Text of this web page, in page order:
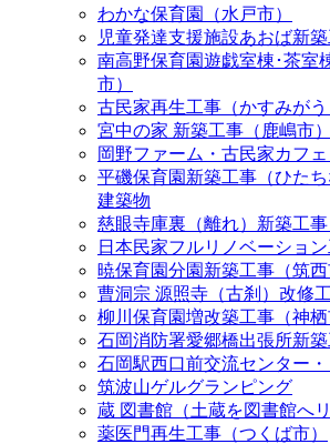
わかな保育園（水戸市）
児童発達支援施設あおば新築
南高野保育園遊戯室棟･茶室
市）
古民家再生工事（かすみがう
宮中の家 新築工事（鹿嶋市）
岡野ファーム・古民家カフ
平磯保育園新築工事（ひた
建築物
慈眼寺庫裏（離れ）新築工事
日本民家フルリノベーショ
暁保育園分園新築工事（筑西
曹洞宗 源照寺（古刹）改修
柳川保育園増改築工事（神栖
石岡消防署愛郷橋出張所新
石岡駅西口前交流センター
筑波山ゲルグランピング
蔵 図書館（土蔵を図書館へ
薬医門再生工事（つくば市）